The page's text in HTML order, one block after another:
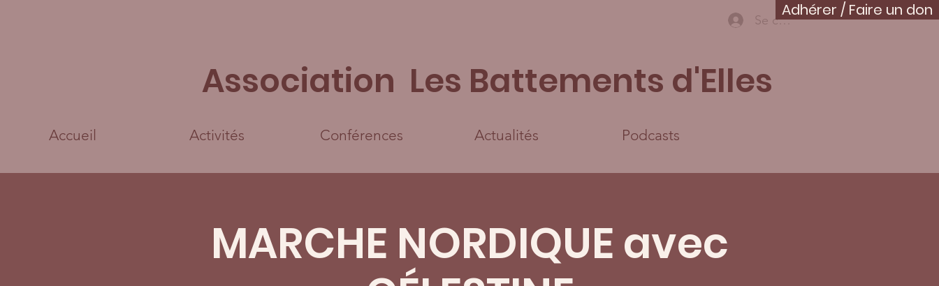
Adhérer / Faire un don
Se connecter
Association Les Battements d'Elles
Accueil Activités Conférences Actualités Podcasts
MARCHE NORDIQUE avec